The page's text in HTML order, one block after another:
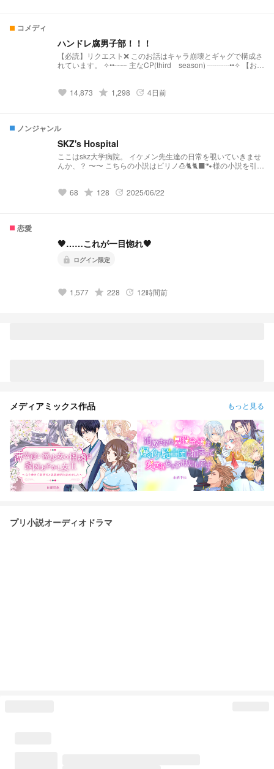
（#71~） 国王代理も決まり、平和な日々が続くと思っていた
瑠衣達。しかし、新たな魔の手が左手に向かって伸びてきてい
るらしく…？！ ネストなどの設定を完全無視。 なんでも大丈
夫の方のみどうぞ。 だめかもな…って人はやめたほうがいい
くださいっ！ 〚登場するカプ〛 ・仁瑠衣 ・まど誠 ・右左 ・
2025/07/16 連載開始！ 2025/08/18 お気に入り100突破！
2025/09/20 お気に入り200突破！ 2025/11/09 お気に入り
300突破！ 2026/01/07 お気に入り400突破！ 2026/02/22
お気に入り500突破！ 2026/04/27 お気に入り600突破！
2026/06/28 お気に入り700突破！ ♡.☆.🔦.💭 ＼✨️いつもあり
コメディ
ハンドレ腐男子部！！！
【必読】リクエスト❌ このお話はキャラ崩壊とギャグで構成さ
れています。 ✧••┈┈┈ 主なCP(third season) ┈┈┈••✧ 【お付
➴♡彩舞 ➴♡カイ百 ➴♡千恵 特に塔翠さんがとっても可哀そ
ませんもっとやれ。＊ ✧••┈┈┈Another┈┈┈••✧ ꪑ活動報告
→https://novel.prcm.jp/novel/UwEtiqcm8n24M0pfhdln ꪑR版
→https://novel.prcm.jp/novel/xaGeib208KfCiVvtWIcg ꪑ通常版
→ https://novel.prcm.jp/novel/5kfhB7gCFYbXIhGW7Byj ꪑダン
ガンロンパパロディ
https://novel.prcm.jp/novel/1rXSjRVxGKPNuWy9yHER ꪑフォ
https://novel.prcm.jp/novel/W134WAHTOVU9t83FkZXv ꪑマホ
ウショウネン→ https://novel.prcm.jp/novel/SbcIlxwzGBz
favorite 14,873 grade 1,298 update 4日前
ノンジャンル
SKZ's Hospital
ここはskz大学病院。 イケメン先生達の日常を覗いていきませ
んか、？ 〜〜 こちらの小説はピリノ🍮🐈🐈‍⬛🐾様の小説を引き
体調不良から診察まで…… 基本的にどんなリクエストもお待
favorite 68 grade 128 update 2025/06/22
恋愛
🖤……これが一目惚れ🖤
lock ログイン限定
favorite 1,577 grade 228 update 12時間前
メディアミックス作品 もっと見る
プリ小説オーディオドラマ